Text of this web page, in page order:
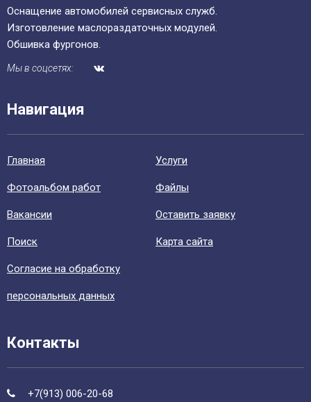
Оснащение автомобилей сервисных служб.
Изготовление маслораздаточных модулей.
Обшивка фургонов.
Мы в соцсетях:
Навигация
Главная Уcлуги
Фотоальбом работ Файлы
Вакансии Оставить заявку
Поиск Карта сайта
Согласие на обработку
персональных данных
Контакты
+7(913) 006-20-68